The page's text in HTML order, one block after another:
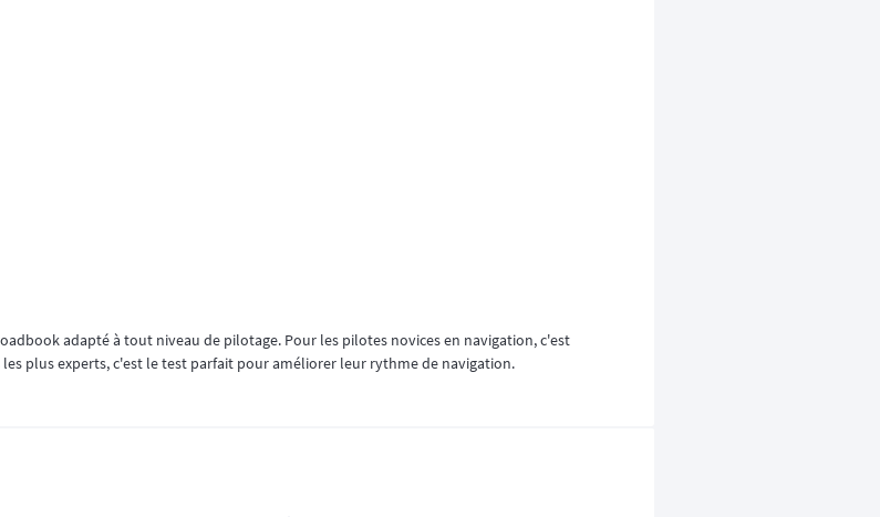
adapté à tout niveau de pilotage. Pour les pilotes novices en navigation, c'est
plus experts, c'est le test parfait pour améliorer leur rythme de navigation.